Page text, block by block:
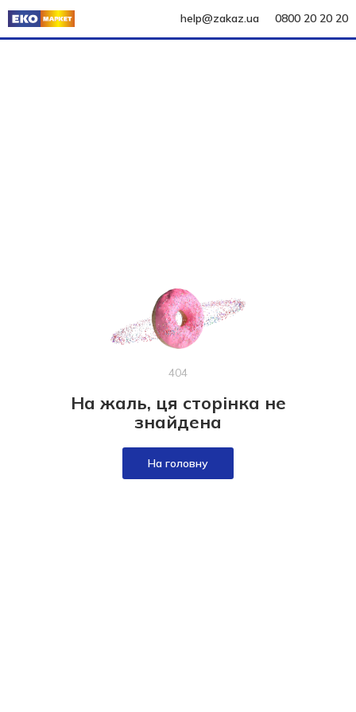
help@zakaz.ua 0800 20 20 20
404
На жаль, ця сторінка не
знайдена
На головну